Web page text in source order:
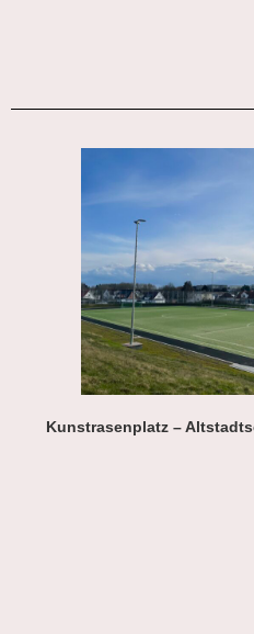
Kunstrasenplatz –